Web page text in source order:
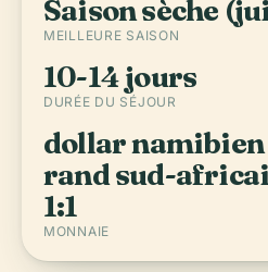
Saison sèche
MEILLEURE SAISON
10-14 jours
DURÉE DU SÉJOUR
dollar namibien
rand sud-
1:1
MONNAIE